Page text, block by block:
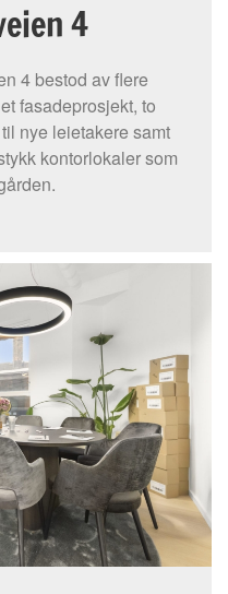
4
4 bestod av flere
fasadeprosjekt, to
nye leietakere samt
kontorlokaler som